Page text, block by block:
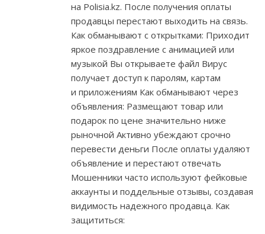
на Polisia.kz. После получения оплаты
продавцы перестают выходить на связь.
Как обманывают с открытками: Приходит
яркое поздравление с анимацией или
музыкой Вы открываете файл Вирус
получает доступ к паролям, картам
и приложениям Как обманывают через
объявления: Размещают товар или
подарок по цене значительно ниже
рыночной Активно убеждают срочно
перевести деньги После оплаты удаляют
объявление и перестают отвечать
Мошенники часто используют фейковые
аккаунты и поддельные отзывы, создавая
видимость надежного продавца. Как
защититься: